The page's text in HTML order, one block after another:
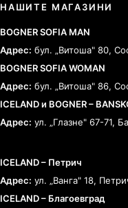
НАШИТЕ МАГАЗИНИ
BOGNER SOFIA MAN
Адрес: бул. „Витоша" 80,
BOGNER SOFIA WOMAN
Адрес: бул. „Витоша" 86,
ICELAND и BOGNER –
Адрес: ул. „Глазне" 67-71,
ICELAND – Петрич
Адрес: ул. „Ванга" 18,
ICELAND – Благоевград